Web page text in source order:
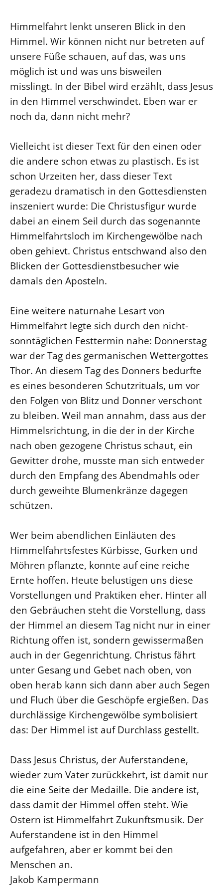
Himmelfahrt lenkt unseren Blick in den
Himmel. Wir können nicht nur betreten auf
unsere Füße schauen, auf das, was uns
möglich ist und was uns bisweilen
misslingt. In der Bibel wird erzählt, dass Jesus
in den Himmel verschwindet. Eben war er
noch da, dann nicht mehr?
Vielleicht ist dieser Text für den einen oder
die andere schon etwas zu plastisch. Es ist
schon Urzeiten her, dass dieser Text
geradezu dramatisch in den Gottesdiensten
inszeniert wurde: Die Christusfigur wurde
dabei an einem Seil durch das sogenannte
Himmelfahrtsloch im Kirchengewölbe nach
oben gehievt. Christus entschwand also den
Blicken der Gottesdienstbesucher wie
damals den Aposteln.
Eine weitere naturnahe Lesart von
Himmelfahrt legte sich durch den nicht-
sonntäglichen Festtermin nahe: Donnerstag
war der Tag des germanischen Wettergottes
Thor. An diesem Tag des Donners bedurfte
es eines besonderen Schutzrituals, um vor
den Folgen von Blitz und Donner verschont
zu bleiben. Weil man annahm, dass aus der
Himmelsrichtung, in die der in der Kirche
nach oben gezogene Christus schaut, ein
Gewitter drohe, musste man sich entweder
durch den Empfang des Abendmahls oder
durch geweihte Blumenkränze dagegen
schützen.
Wer beim abendlichen Einläuten des
Himmelfahrtsfestes Kürbisse, Gurken und
Möhren pflanzte, konnte auf eine reiche
Ernte hoffen. Heute belustigen uns diese
Vorstellungen und Praktiken eher. Hinter all
den Gebräuchen steht die Vorstellung, dass
der Himmel an diesem Tag nicht nur in einer
Richtung offen ist, sondern gewissermaßen
auch in der Gegenrichtung. Christus fährt
unter Gesang und Gebet nach oben, von
oben herab kann sich dann aber auch Segen
und Fluch über die Geschöpfe ergießen. Das
durchlässige Kirchengewölbe symbolisiert
das: Der Himmel ist auf Durchlass gestellt.
Dass Jesus Christus, der Auferstandene,
wieder zum Vater zurückkehrt, ist damit nur
die eine Seite der Medaille. Die andere ist,
dass damit der Himmel offen steht. Wie
Ostern ist Himmelfahrt Zukunftsmusik. Der
Auferstandene ist in den Himmel
aufgefahren, aber er kommt bei den
Menschen an.
Jakob Kampermann
Personalausschuss
LANDESKIRCHENAMT
Willkommen
Kollegium
Abteilungen des Landeskirchenamts
Rechnungsprüfungsamt
Beschwerdestellen
Gleichstellung
Datenschutz
Geschäftsstelle Landessynode
27. Landessynode
MITARBEIT
Ehrenamt
Beruf
Freie Stellen
BIBLIOTHEK & ARCHIV
SERVICE
Älterwerden im Pfarrberuf
Beteiligungsverfahren
Beschwerdestellen
Ephoralbüro
Finanzplanung
Fundraising
Corporate Design
Jahresgespräche
Kantine Speiseplan
Kirchliches Amtsblatt
Kirchliche Verwaltung
Klimaschutzgesetz
Kunstreferat
NKVK
Öffentlichkeitsarbeit
Personalausschuss
Projektmanagement
Recht
Lutherische Kirche
Glaubensbekenntnis
Positionen
Ökumene
Religionen
KLIMASCHUTZ
Nachhaltigkeit
Erneuerbare Energien
Mobilität
Naturschutz
Gebäude
Datenschutz
Kontakt
Barrierefreiheit
Presse
Freie Stellen
Service für Gemeinden
Suche